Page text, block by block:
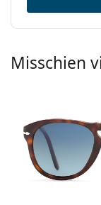
Misschien